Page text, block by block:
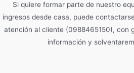
Si quiere formar parte de nuestro
ingresos desde casa, puede
atención al cliente (0988465150), con
información y